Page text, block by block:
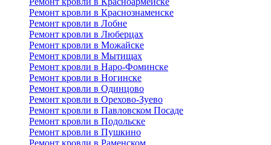
Ремонт кровли в Краснознаменске
Ремонт кровли в Лобне
Ремонт кровли в Люберцах
Ремонт кровли в Можайске
Ремонт кровли в Мытищах
Ремонт кровли в Наро-Фоминске
Ремонт кровли в Ногинске
Ремонт кровли в Одинцово
Ремонт кровли в Орехово-Зуево
Ремонт кровли в Павловском Посаде
Ремонт кровли в Подольске
Ремонт кровли в Пушкино
Ремонт кровли в Раменском